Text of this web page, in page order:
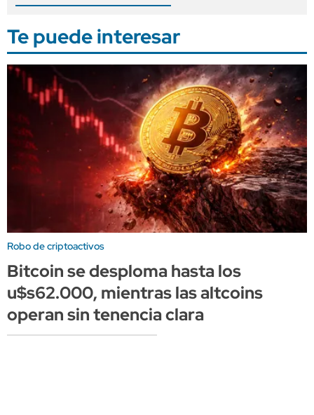
Te puede interesar
Robo de criptoactivos
Bitcoin se desploma hasta los
u$s62.000, mientras las altcoins
operan sin tenencia clara